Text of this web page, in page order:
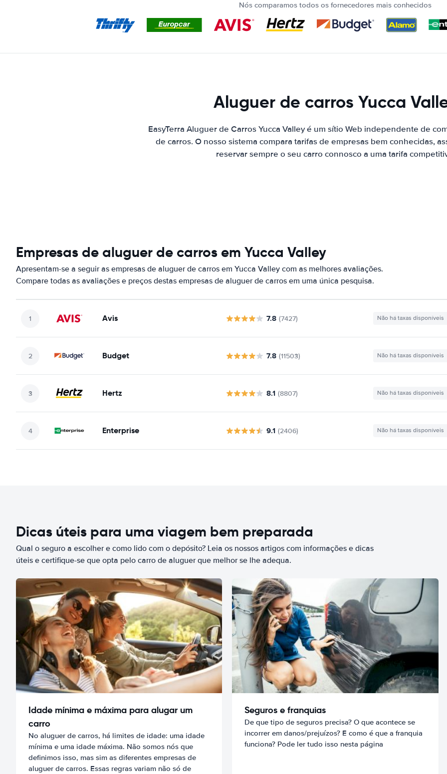
Nós comparamos todos os fornecedores mais conhecidos
Aluguer de carros Yucca
EasyTerra Aluguer de Carros Yucca Valley é um sítio Web independente de
de carros. O nosso sistema compara tarifas de empresas bem conhecidas,
reservar sempre o seu carro connosco a uma tarifa
Empresas de aluguer de carros em Yucca Valley
Apresentam-se a seguir as empresas de aluguer de carros em Yucca Valley com as melhores avaliações.
Compare todas as avaliações e preços destas empresas de aluguer de carros em uma única pesquisa.
Avis 7.8 (7427) Não há taxas disponíveis
Budget 7.8 (11503) Não há taxas disponíveis
Hertz 8.1 (8807) Não há taxas disponíveis
Enterprise 9.1 (2406) Não há taxas disponíveis
Dicas úteis para uma viagem bem preparada
Qual o seguro a escolher e como lido com o depósito? Leia os nossos artigos com informações e dicas
úteis e certifique-se que opta pelo carro de aluguer que melhor se lhe adequa.
Idade mínima e máxima para alugar um
carro
No aluguer de carros, há limites de idade: uma idade
mínima e uma idade máxima. Não somos nós que
definimos isso, mas sim as diferentes empresas de
aluguer de carros. Essas regras variam não só de
Seguros e franquias
De que tipo de seguros precisa? O que acontece se
incorrer em danos/prejuízos? E como é que a franquia
funciona? Pode ler tudo isso nesta página